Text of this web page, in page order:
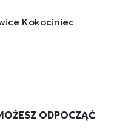
Kokociniec
ODPOCZĄĆ